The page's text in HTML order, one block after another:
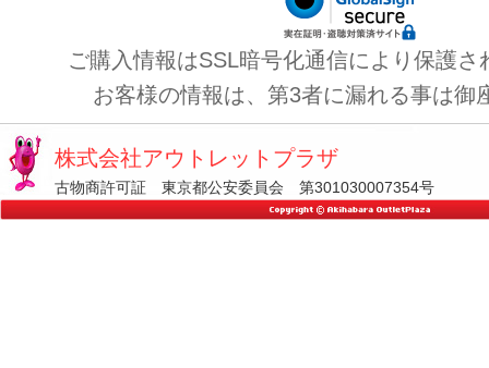
ご購入情報はSSL暗号化通信により保護さ
お客様の情報は、第3者に漏れる事は御
株式会社アウトレットプラザ
古物商許可証 東京都公安委員会 第301030007354号